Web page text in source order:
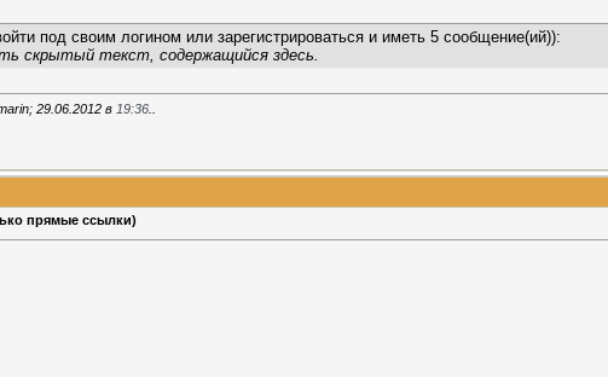
под своим логином или зарегистрироваться и иметь 5 сообщение(ий)):
скрытый текст, содержащийся здесь.
29.06.2012 в 19:36
прямые ссылки)